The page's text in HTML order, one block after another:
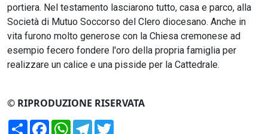
portiera. Nel testamento lasciarono tutto, casa e parco, alla
Società di Mutuo Soccorso del Clero diocesano. Anche in
vita furono molto generose con la Chiesa cremonese ad
esempio fecero fondere l'oro della propria famiglia per
realizzare un calice e una pisside per la Cattedrale.
© RIPRODUZIONE RISERVATA
CondividiFacebookWhatsApp
Telegram